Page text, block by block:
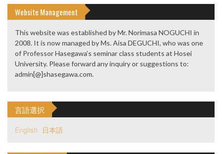
Website Management
This website was established by Mr. Norimasa NOGUCHI in
2008. It is now managed by Ms. Aisa DEGUCHI, who was one
of Professor Hasegawa’s seminar class students at Hosei
University. Please forward any inquiry or suggestions to:
admin[@]shasegawa.com.
言語選択
English 日本語